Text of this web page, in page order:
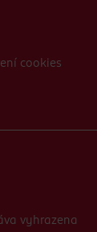
cookies
vyhrazena